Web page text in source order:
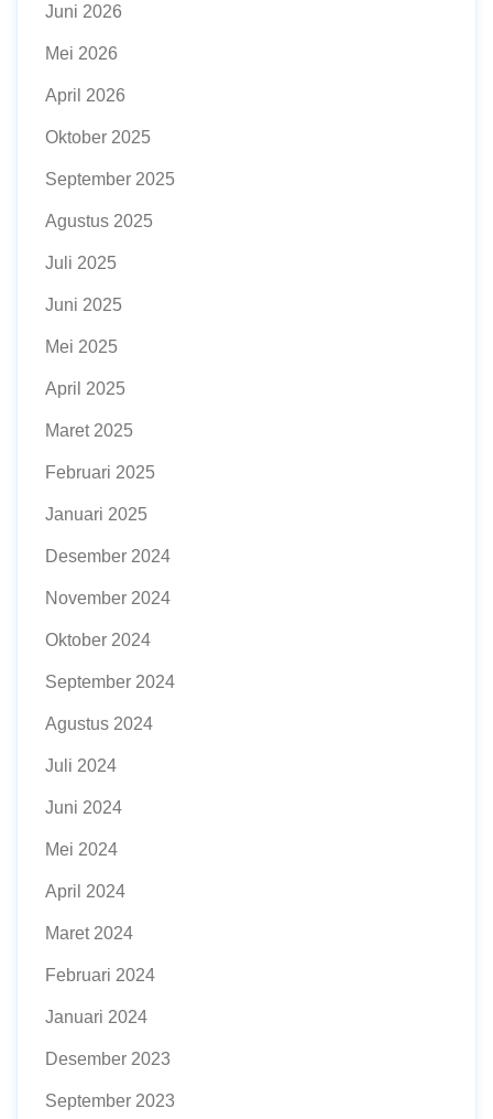
Juni 2026
Mei 2026
April 2026
Oktober 2025
September 2025
Agustus 2025
Juli 2025
Juni 2025
Mei 2025
April 2025
Maret 2025
Februari 2025
Januari 2025
Desember 2024
November 2024
Oktober 2024
September 2024
Agustus 2024
Juli 2024
Juni 2024
Mei 2024
April 2024
Maret 2024
Februari 2024
Januari 2024
Desember 2023
September 2023